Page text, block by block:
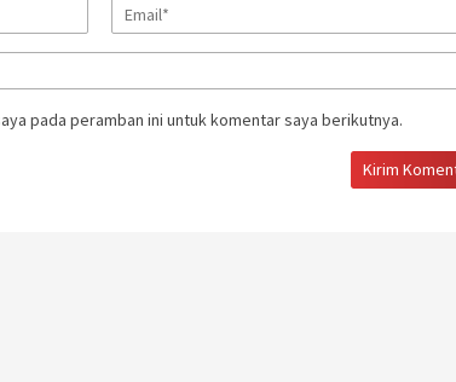
pada peramban ini untuk komentar saya berikutnya.